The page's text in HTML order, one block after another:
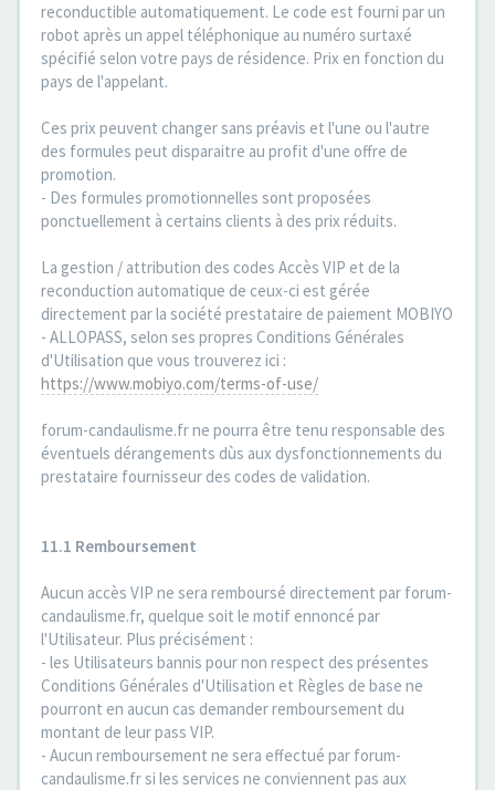
reconductible automatiquement. Le code est fourni par un
robot après un appel téléphonique au numéro surtaxé
spécifié selon votre pays de résidence. Prix en fonction du
pays de l'appelant.
Ces prix peuvent changer sans préavis et l'une ou l'autre
des formules peut disparaitre au profit d'une offre de
promotion.
- Des formules promotionnelles sont proposées
ponctuellement à certains clients à des prix réduits.
La gestion / attribution des codes Accès VIP et de la
reconduction automatique de ceux-ci est gérée
directement par la société prestataire de paiement MOBIYO
- ALLOPASS, selon ses propres Conditions Générales
d'Utilisation que vous trouverez ici :
https://www.mobiyo.com/terms-of-use/
forum-candaulisme.fr ne pourra être tenu responsable des
éventuels dérangements dùs aux dysfonctionnements du
prestataire fournisseur des codes de validation.
11.1 Remboursement
Aucun accès VIP ne sera remboursé directement par forum-
candaulisme.fr, quelque soit le motif ennoncé par
l'Utilisateur. Plus précisément :
- les Utilisateurs bannis pour non respect des présentes
Conditions Générales d'Utilisation et Règles de base ne
pourront en aucun cas demander remboursement du
montant de leur pass VIP.
- Aucun remboursement ne sera effectué par forum-
candaulisme.fr si les services ne conviennent pas aux